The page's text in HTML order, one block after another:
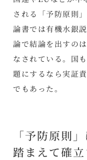
される「予防原則
論書では有機水銀
論で結論を出すの
なされている。国
題にするなら実証
でもあった。
「予防原則
踏まえて確